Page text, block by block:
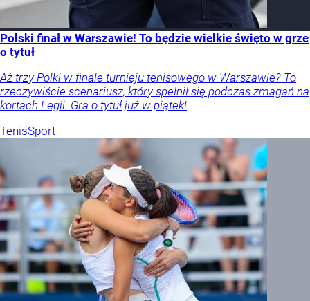
Polski finał w Warszawie! To będzie wielkie święto w grze
o tytuł
Aż trzy Polki w finale turnieju tenisowego w Warszawie? To
rzeczywiście scenariusz, który spełnił się podczas zmagań na
kortach Legii. Gra o tytuł już w piątek!
TenisSport